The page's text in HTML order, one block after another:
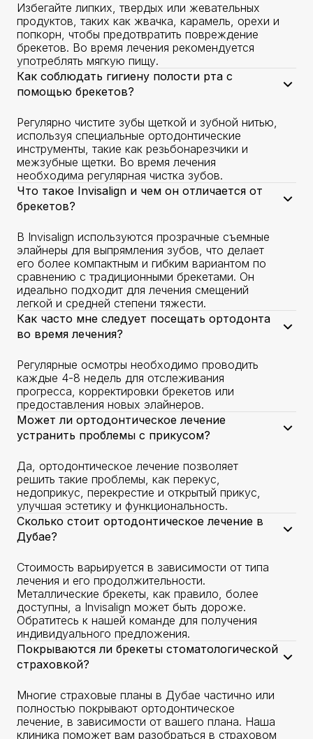
Избегайте липких, твердых или жевательных
продуктов, таких как жвачка, карамель, орехи и
попкорн, чтобы предотвратить повреждение
брекетов. Во время лечения рекомендуется
употреблять мягкую пищу.
Как соблюдать гигиену полости рта с
помощью брекетов?
Регулярно чистите зубы щеткой и зубной нитью,
используя специальные ортодонтические
инструменты, такие как резьбонарезчики и
межзубные щетки. Во время лечения
необходима регулярная чистка зубов.
Что такое Invisalign и чем он отличается от
брекетов?
В Invisalign используются прозрачные съемные
элайнеры для выпрямления зубов, что делает
его более компактным и гибким вариантом по
сравнению с традиционными брекетами. Он
идеально подходит для лечения смещений
легкой и средней степени тяжести.
Как часто мне следует посещать ортодонта
во время лечения?
Регулярные осмотры необходимо проводить
каждые 4-8 недель для отслеживания
прогресса, корректировки брекетов или
предоставления новых элайнеров.
Может ли ортодонтическое лечение
устранить проблемы с прикусом?
Да, ортодонтическое лечение позволяет
решить такие проблемы, как перекус,
недоприкус, перекрестие и открытый прикус,
улучшая эстетику и функциональность.
Сколько стоит ортодонтическое лечение в
Дубае?
Стоимость варьируется в зависимости от типа
лечения и его продолжительности.
Металлические брекеты, как правило, более
доступны, а Invisalign может быть дороже.
Обратитесь к нашей команде для получения
индивидуального предложения.
Покрываются ли брекеты стоматологической
страховкой?
Многие страховые планы в Дубае частично или
полностью покрывают ортодонтическое
лечение, в зависимости от вашего плана. Наша
клиника поможет вам разобраться в страховом